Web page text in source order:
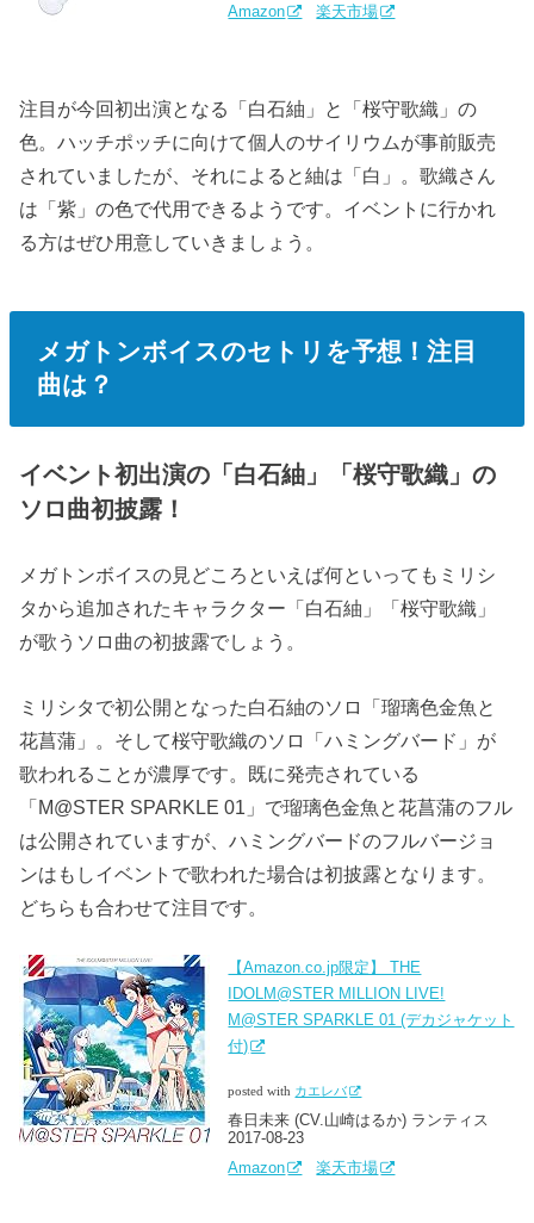
Amazon
楽天市場
注目が今回初出演となる「白石紬」と「桜守歌織」の
色。ハッチポッチに向けて個人のサイリウムが事前販売
されていましたが、それによると紬は「白」。歌織さん
は「紫」の色で代用できるようです。イベントに行かれ
る方はぜひ用意していきましょう。
メガトンボイスのセトリを予想！注目
曲は？
イベント初出演の「白石紬」「桜守歌織」の
ソロ曲初披露！
メガトンボイスの見どころといえば何といってもミリシ
タから追加されたキャラクター「 白石紬 」「桜守歌織 」
が歌うソロ曲の初披露でしょう。
ミリシタで初公開となった白石紬のソロ「瑠璃色金魚と
花菖蒲 」。そして桜守歌織のソロ「ハミングバード 」が
歌われることが濃厚です。既に発売されている
「M@STER SPARKLE 01」で瑠璃色金魚と花菖蒲のフル
は公開されていますが、ハミングバードのフルバージョ
ンはもしイベントで歌われた場合は初披露となります。
どちらも合わせて注目です。
【Amazon.co.jp限定】 THE
IDOLM@STER MILLION LIVE!
M@STER SPARKLE 01 (デカジャケット
付)
posted with カエレバ
春日未来 (CV.山崎はるか) ランティス
2017-08-23
Amazon
楽天市場